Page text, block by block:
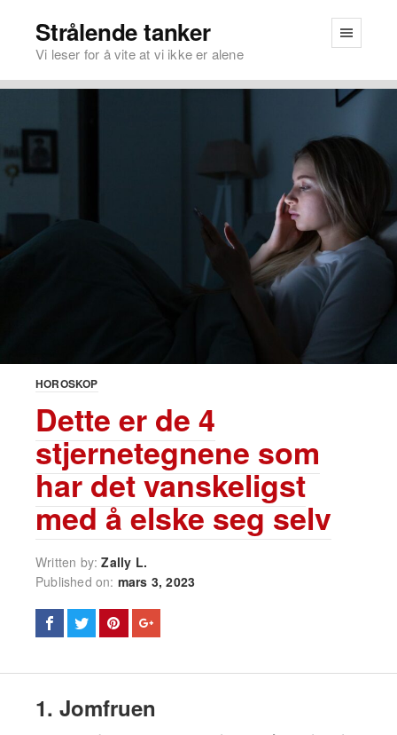
Strålende tanker
Vi leser for å vite at vi ikke er alene
HOROSKOP
Dette er de 4
stjernetegnene som
har det vanskeligst
med å elske seg selv
Written by:Zally L.
Published on: mars 3, 2023
1. Jomfruen